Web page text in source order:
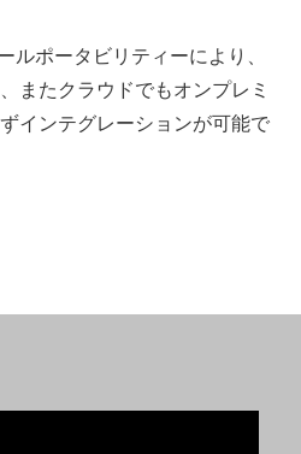
ルポータビリティーにより、
またクラウドでもオンプレミ
インテグレーションが可能で